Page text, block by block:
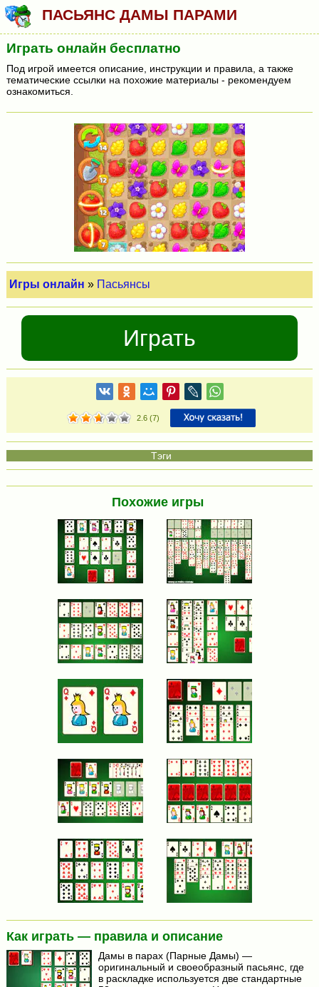
ПАСЬЯНС ДАМЫ ПАРАМИ
Играть онлайн бесплатно
Под игрой имеется описание, инструкции и правила, а также
тематические ссылки на похожие материалы - рекомендуем
ознакомиться.
Игры онлайн » Пасьянсы
Играть
2.6(7)
Похожие игры
Как играть — правила и описание
Дамы в парах (Парные Дамы) —
оригинальный и своеобразный пасьянс, где
в раскладке используется две стандартные